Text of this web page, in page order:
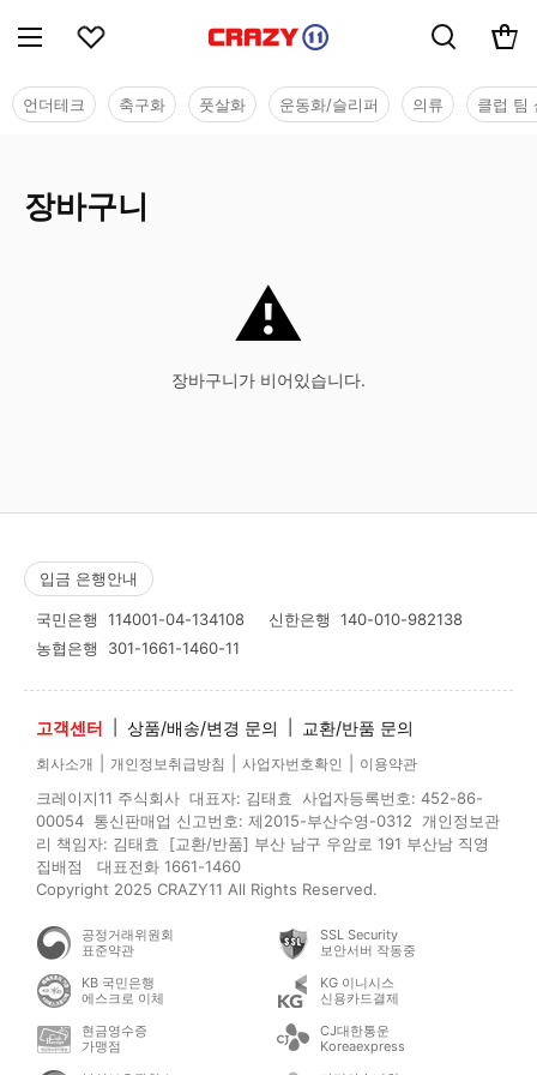
언더테크 축구화 풋살화 운동화/슬리퍼 의류 클럽 팀
장바구니
⚠
장바구니가 비어있습니다.
입금 은행안내
국민은행 114001-04-134108 신한은행 140-010-982138
농협은행 301-1661-1460-11
고객센터 상품/배송/변경 문의 교환/반품 문의
회사소개 개인정보취급방침 사업자번호확인 이용약관
크레이지11 주식회사 대표자: 김태효 사업자등록번호: 452-86-
00054 통신판매업 신고번호: 제2015-부산수영-0312 개인정보관
리 책임자: 김태효 [교환/반품] 부산 남구 우암로 191 부산남 직영
집배점 대표전화 1661-1460
Copyright 2025 CRAZY11 All Rights Reserved.
공정거래위원회
표준약관
SSL Security
보안서버 작동중
KB 국민은행
에스크로 이체
KG 이니시스
신용카드결제
현금영수증
가맹점
CJ대한통운
Koreaexpress